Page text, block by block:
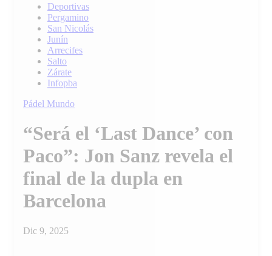
Noticias de Deporte
en Pergamino, Región
e Internacionales
Deportivas
Pergamino
San Nicolás
Junín
Arrecifes
Salto
Zárate
Infopba
Pádel Mundo
“Será el ‘Last Dance’ con
Paco”: Jon Sanz revela el
final de la dupla en
Barcelona
Dic 9, 2025